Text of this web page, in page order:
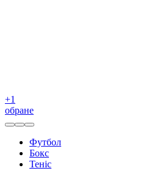
+1
обране
Футбол
Бокс
Теніс